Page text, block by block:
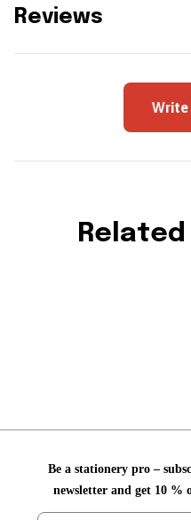
Reviews
Write
Be a stationery pro –
newsletter and get 10